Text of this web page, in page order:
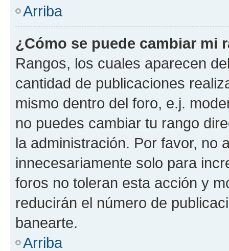
Arriba
¿Cómo se puede cambiar mi
Rangos, los cuales aparecen
cantidad de publicaciones
mismo dentro del foro, e.j.
no puedes cambiar tu rango
la administración. Por favor, no
innecesariamente solo para
foros no toleran esta acción y
reducirán el número de
banearte.
Arriba